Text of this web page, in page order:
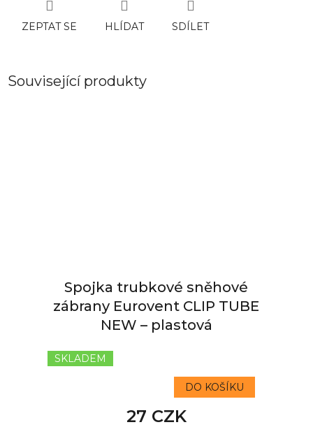
ZEPTAT SE HLÍDAT SDÍLET
Související produkty
Spojka trubkové sněhové
zábrany Eurovent CLIP TUBE
NEW – plastová
SKLADEM
27 CZK
DO KOŠÍKU